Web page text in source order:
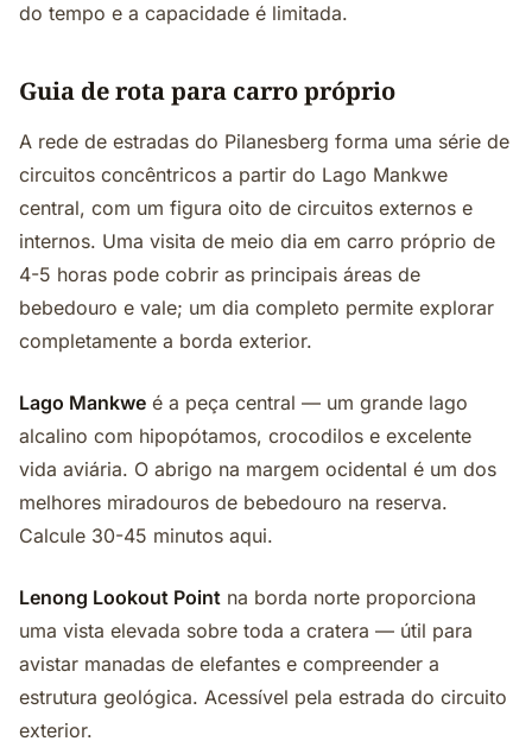
do tempo e a capacidade é limitada.
Guia de rota para carro próprio
A rede de estradas do Pilanesberg forma uma série de
circuitos concêntricos a partir do Lago Mankwe
central, com um figura oito de circuitos externos e
internos. Uma visita de meio dia em carro próprio de
4-5 horas pode cobrir as principais áreas de
bebedouro e vale; um dia completo permite explorar
completamente a borda exterior.
Lago Mankwe é a peça central — um grande lago
alcalino com hipopótamos, crocodilos e excelente
vida aviária. O abrigo na margem ocidental é um dos
melhores miradouros de bebedouro na reserva.
Calcule 30-45 minutos aqui.
Lenong Lookout Point na borda norte proporciona
uma vista elevada sobre toda a cratera — útil para
avistar manadas de elefantes e compreender a
estrutura geológica. Acessível pela estrada do circuito
exterior.